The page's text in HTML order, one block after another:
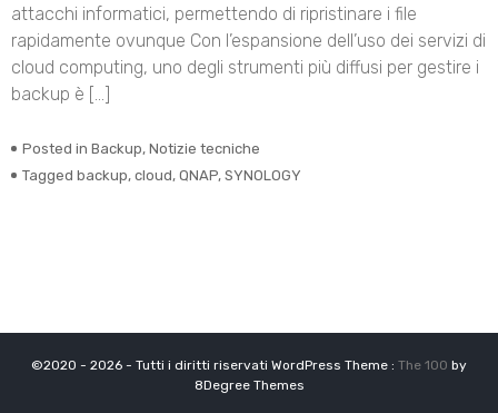
attacchi informatici, permettendo di ripristinare i file
rapidamente ovunque Con l’espansione dell’uso dei servizi di
cloud computing, uno degli strumenti più diffusi per gestire i
backup è […]
Posted in Backup, Notizie tecniche
Tagged backup, cloud, QNAP, SYNOLOGY
©2020 - 2026 - Tutti i diritti riservati WordPress Theme : The 100 by
8Degree Themes